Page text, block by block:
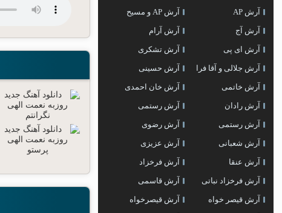
آرش AP آرش AP و مسیح
آرش آج آرش آرام
آرش ای پی آرش تشکری
آرش جلالی و آقا فرا آرش حسینی
آرش خاتمی آرش خان احمدی
آرش رادان آرش رستمى
آرش رستمی آرش رضوی
آرش شعبانی آرش عزیزی
آرش عنقا آرش فرخزاد
آرش فرخزاد نباتی آرش قاسمی
آرش قیصر خواه آرش قیصرخواه